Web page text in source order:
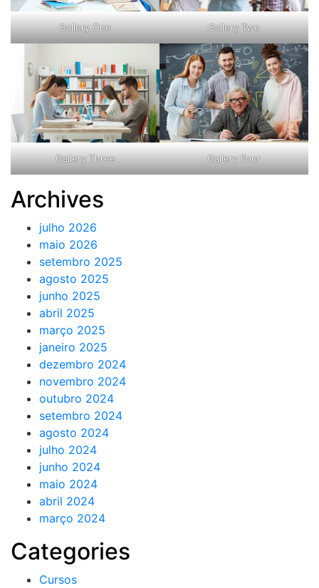
Gallery One Gallery Two
Gallery Three Gallery Four
Archives
julho 2026
maio 2026
setembro 2025
agosto 2025
junho 2025
abril 2025
março 2025
janeiro 2025
dezembro 2024
novembro 2024
outubro 2024
setembro 2024
agosto 2024
julho 2024
junho 2024
maio 2024
abril 2024
março 2024
Categories
Cursos